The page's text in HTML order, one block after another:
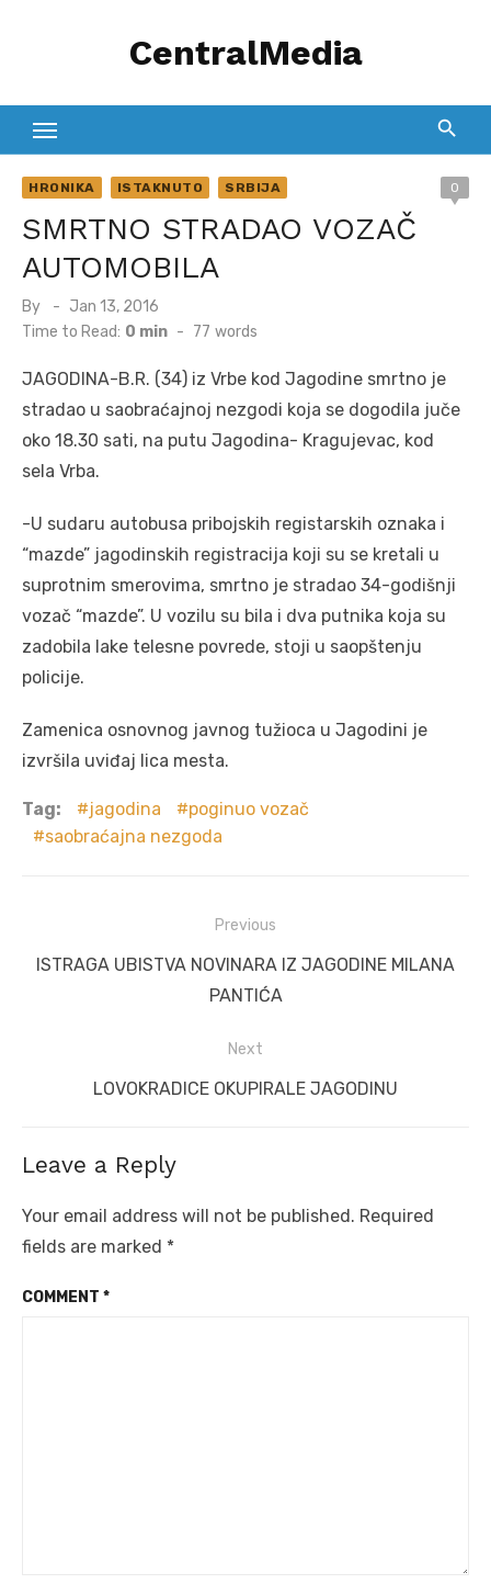
CentralMedia
HRONIKA ISTAKNUTO SRBIJA 0
SMRTNO STRADAO VOZAČ
AUTOMOBILA
By
Posted
on
Jan 13, 2016
Time to Read: 0 min - 77 words
JAGODINA-B.R. (34) iz Vrbe kod Jagodine smrtno je
stradao u saobraćajnoj nezgodi koja se dogodila juče
oko 18.30 sati, na putu Jagodina- Kragujevac, kod
sela Vrba.
-U sudaru autobusa pribojskih registarskih oznaka i
“mazde” jagodinskih registracija koji su se kretali u
suprotnim smerovima, smrtno je stradao 34-godišnji
vozač “mazde”. U vozilu su bila i dva putnika koja su
zadobila lake telesne povrede, stoji u saopštenju
policije.
Zamenica osnovnog javnog tužioca u Jagodini je
izvršila uviđaj lica mesta.
Tag: jagodina
poginuo vozač
saobraćajna nezgoda
navigation
Previous
Previous
ISTRAGA UBISTVA NOVINARA IZ JAGODINE MILANA
PANTIĆA
Next
Next
LOVOKRADICE OKUPIRALE JAGODINU
Leave a Reply
Your email address will not be published. Required
fields are marked *
COMMENT *